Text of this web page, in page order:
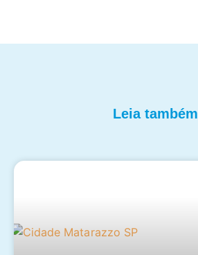
Leia também